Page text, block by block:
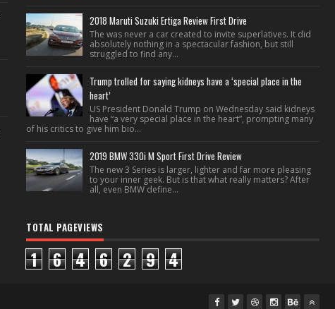
2018 Maruti Suzuki Ertiga Review First Drive
The was never a car created to invite superlatives. It did
absolutely nothing in a spectacular fashion, but still
struggled to find any...
Trump trolled for saying kidneys have a ‘special place in the
heart’
US President Donald Trump on Wednesday said kidneys
have “a very special place in the heart”, prompting many
of his critics to give him bio...
2019 BMW 330i M Sport First Drive Review
The new 3 Series is larger, lighter and far more pleasing
to your inner geek. But is that what really matters? After
all, even BMW define...
TOTAL PAGEVIEWS
1 6 4 6 2 9 4